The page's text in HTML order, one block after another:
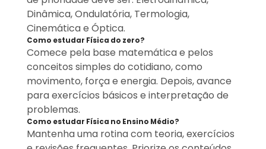
Dinâmica, Ondulatória, Termologia,
Cinemática e Óptica.
Como estudar Física do zero?
Comece pela base matemática e pelos
conceitos simples do cotidiano, como
movimento, força e energia. Depois, avance
para exercícios básicos e interpretação de
problemas.
Como estudar Física no Ensino Médio?
Mantenha uma rotina com teoria, exercícios